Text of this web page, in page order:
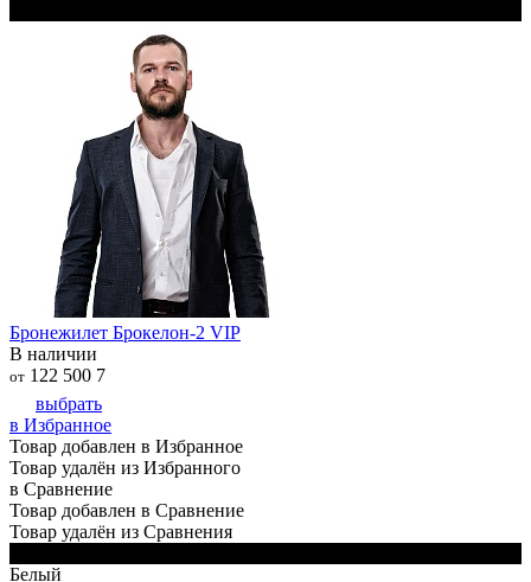
Бронежилет Брокелон-2 VIP
В наличии
от 122 500 7
выбрать
в Избранное
Товар добавлен в Избранное
Товар удалён из Избранного
в Сравнение
Товар добавлен в Сравнение
Товар удалён из Сравнения
Белый